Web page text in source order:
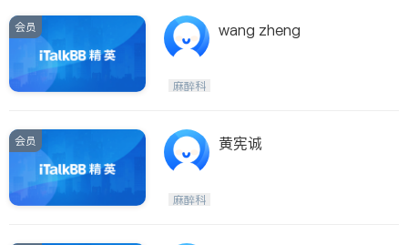
非盈利组织
泌尿科
风湿病
不孕不育
脊椎神经科
医生-其它
Rowland Heights & Hacienda H
ties
Inyo & San Bernardino
Riverside
Santa Barbara & Monterey
会员 wang zheng
麻醉科
会员 黄宪诚
麻醉科